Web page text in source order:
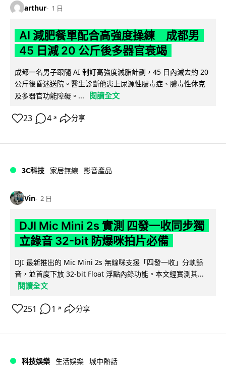
arthur 1 日
AI 減肥餐單配合高強度操練 成都男
45 日減 20 公斤後多器官衰竭
成都一名男子跟隨 AI 制訂高強度減脂計劃，45 日內減去約 20
公斤後昏迷送院。醫生診斷他患上尿源性膿毒症、膿毒性休克
及多器官功能障礙。...
閱讀全文
23 4 ↗ 分享
3C科技 家居無線 影音產品
Vin 2 日
DJI Mic Mini 2s 實測 四發一收同步獨
立錄音 32-bit 防爆咪拍片必備
DJI 最新推出的 Mic Mini 2s 無線咪支援「四發一收」分軌錄
音，並首度下放 32-bit Float 浮點內錄功能。本文經實測其...
閱讀全文
251 1 ↗ 分享
科技娛樂 生活娛樂 城中熱話